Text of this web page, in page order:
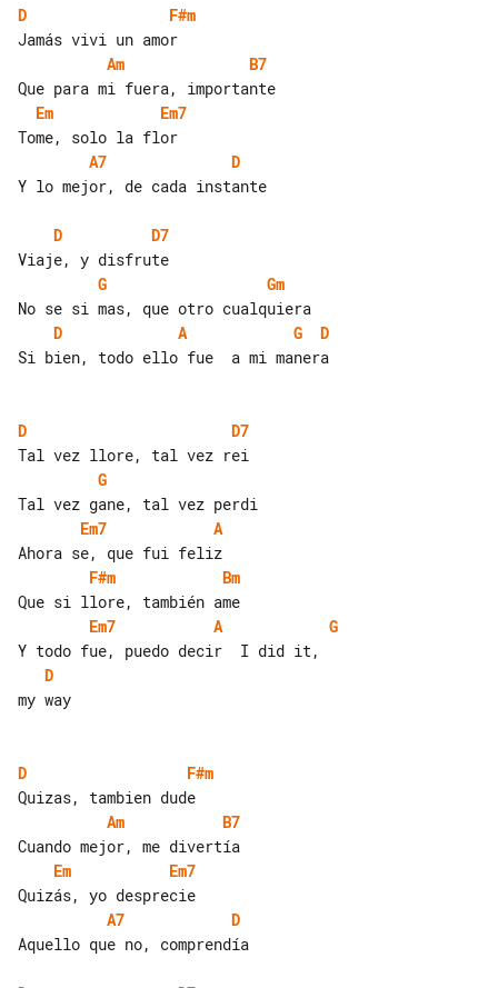
D
F#m
Am
B7
Em
Em7
A7
D
Y lo mejor, de cada instante
D
D7
G
Gm
D
A G
D
Si bien, todo ello fue  a mi manera
D
D7
G
Em7
A
F#m
Bm
Em7
A
G
D
my way
D
F#m
Am
B7
Em
Em7
A7
D
Aquello que no, comprendía